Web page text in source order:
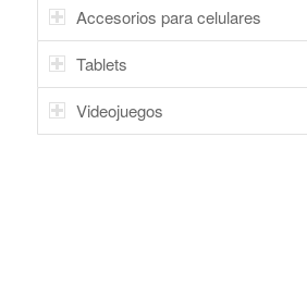
Accesorios para celulares
Tablets
Videojuegos